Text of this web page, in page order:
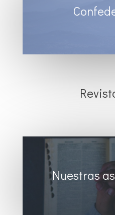
Nuestras